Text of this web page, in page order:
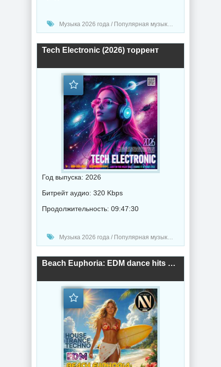
Музыка 2026 года / Популярная музыка / Техно музыка / Музыка VA
Tech Electronic (2026) торрент
Год выпуска: 2026
Битрейт аудио: 320 Kbps
Продолжительность: 09:47:30
Музыка 2026 года / Популярная музыка / Хаус музыка / Техно музыка / Музыка VA
Beach Euphoria: EDM dance hits of the season (2026) торрент